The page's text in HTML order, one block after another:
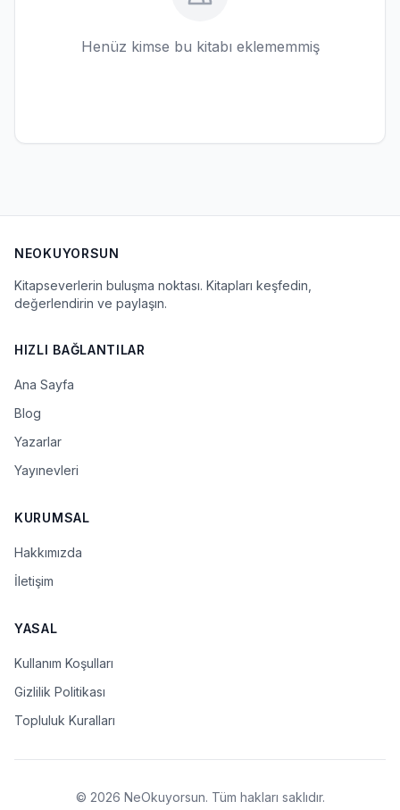
Henüz kimse bu kitabı eklememmiş
NEOKUYORSUN
Kitapseverlerin buluşma noktası. Kitapları keşfedin,
değerlendirin ve paylaşın.
HIZLI BAĞLANTILAR
Ana Sayfa
Blog
Yazarlar
Yayınevleri
KURUMSAL
Hakkımızda
İletişim
YASAL
Kullanım Koşulları
Gizlilik Politikası
Topluluk Kuralları
© 2026 NeOkuyorsun. Tüm hakları saklıdır.